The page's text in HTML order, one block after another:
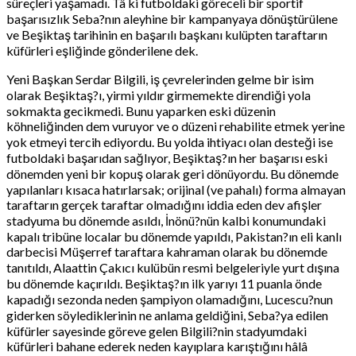
başarısızlık Seba?nın aleyhine bir kampanyaya dönüştürülene
ve Beşiktaş tarihinin en başarılı başkanı kulüpten taraftarın
küfürleri eşliğinde gönderilene dek.
Yeni Başkan Serdar Bilgili, iş çevrelerinden gelme bir isim
olarak Beşiktaş?ı, yirmi yıldır girmemekte direndiği yola
sokmakta gecikmedi. Bunu yaparken eski düzenin
köhneliğinden dem vuruyor ve o düzeni rehabilite etmek yerine
yok etmeyi tercih ediyordu. Bu yolda ihtiyacı olan desteği ise
futboldaki başarıdan sağlıyor, Beşiktaş?ın her başarısı eski
dönemden yeni bir kopuş olarak geri dönüyordu. Bu dönemde
yapılanları kısaca hatırlarsak; orijinal (ve pahalı) forma almayan
taraftarın gerçek taraftar olmadığını iddia eden dev afişler
stadyuma bu dönemde asıldı, İnönü?nün kalbi konumundaki
kapalı tribüne localar bu dönemde yapıldı, Pakistan?ın eli kanlı
darbecisi Müşerref taraftara kahraman olarak bu dönemde
tanıtıldı, Alaattin Çakıcı kulübün resmi belgeleriyle yurt dışına
bu dönemde kaçırıldı. Beşiktaş?ın ilk yarıyı 11 puanla önde
kapadığı sezonda neden şampiyon olamadığını, Lucescu?nun
giderken söylediklerinin ne anlama geldiğini, Seba?ya edilen
küfürler sayesinde göreve gelen Bilgili?nin stadyumdaki
küfürleri bahane ederek neden kayıplara karıştığını hâlâ